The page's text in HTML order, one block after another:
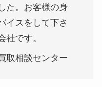
た。お客様の身
イスをして下さ
社です。
取相談センター